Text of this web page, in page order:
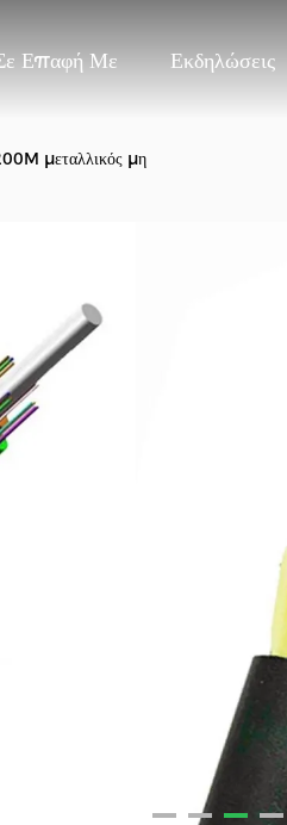
Επαφή Με Εκδηλώσεις
μεταλλικός μη